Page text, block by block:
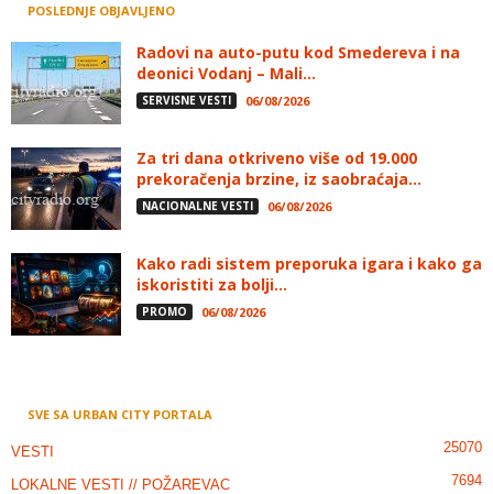
POSLEDNJE OBJAVLJENO
Radovi na auto-putu kod Smedereva i na
deonici Vodanj – Mali...
SERVISNE VESTI 06/08/2026
Za tri dana otkriveno više od 19.000
prekoračenja brzine, iz saobraćaja...
NACIONALNE VESTI 06/08/2026
Kako radi sistem preporuka igara i kako ga
iskoristiti za bolji...
PROMO 06/08/2026
SVE SA URBAN CITY PORTALA
VESTI 25070
LOKALNE VESTI // POŽAREVAC 7694